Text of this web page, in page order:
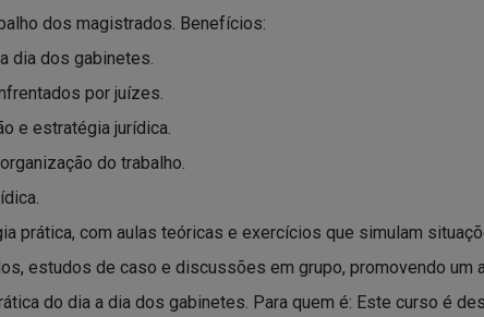
dos magistrados. Benefícios:
dia dos gabinetes.
por juízes.
e estratégia jurídica.
do trabalho.
prática, com aulas teóricas e exercícios que simulam
estudos de caso e discussões em grupo, promovendo um
do dia a dia dos gabinetes. Para quem é: Este curso é